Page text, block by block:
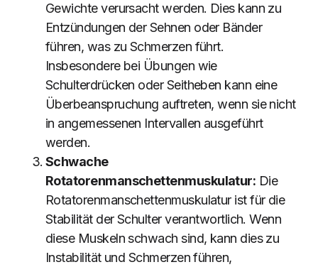
Gewichte verursacht werden. Dies kann zu
Entzündungen der Sehnen oder Bänder
führen, was zu Schmerzen führt.
Insbesondere bei Übungen wie
Schulterdrücken oder Seitheben kann eine
Überbeanspruchung auftreten, wenn sie nicht
in angemessenen Intervallen ausgeführt
werden.
Schwache
Rotatorenmanschettenmuskulatur: Die
Rotatorenmanschettenmuskulatur ist für die
Stabilität der Schulter verantwortlich. Wenn
diese Muskeln schwach sind, kann dies zu
Instabilität und Schmerzen führen,